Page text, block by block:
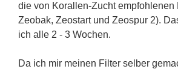
die von Korallen-Zucht empfohlenen
Zeobak, Zeostart und Zeospur 2).
ich alle 2 - 3 Wochen.
Da ich mir meinen Filter selber